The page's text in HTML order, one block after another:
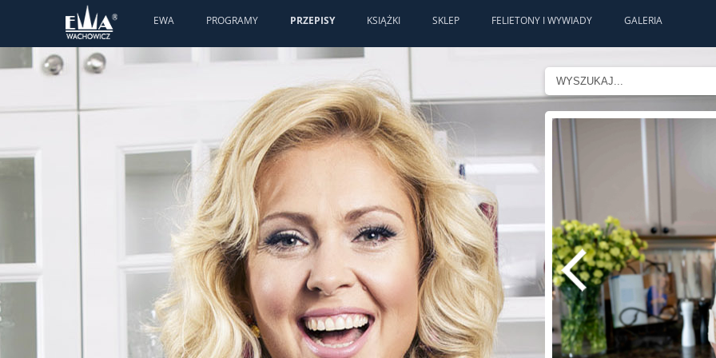
EWA PROGRAMY PRZEPISY KSIĄŻKI SKLEP FELIETONY I WYWIADY GALERIA